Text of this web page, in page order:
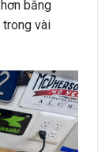
bằng
trong vài